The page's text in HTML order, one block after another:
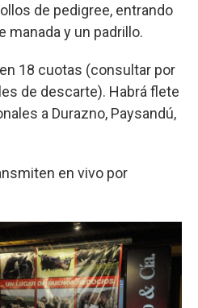
de pedigree, entrando
manada y un padrillo.
18 cuotas (consultar por
de descarte). Habrá flete
a Durazno, Paysandú,
en vivo por